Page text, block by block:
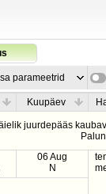
parameetrid
Kuupäev
juurdepääs
06 Aug
N